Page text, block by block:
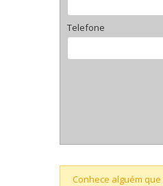
Telefone
Conhece alguém